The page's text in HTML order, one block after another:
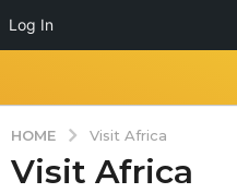
Log In
HOME Visit Africa
Visit Africa